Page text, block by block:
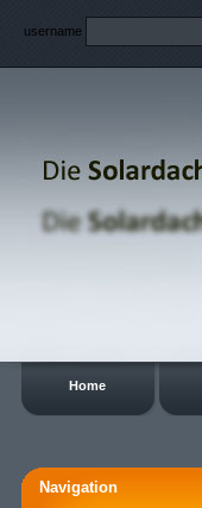
username
Home
Navigation